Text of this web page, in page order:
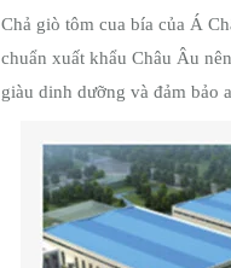
Chả giò tôm cua bía của Á
chuẩn xuất khẩu Châu Âu
giàu dinh dưỡng và đảm bảo